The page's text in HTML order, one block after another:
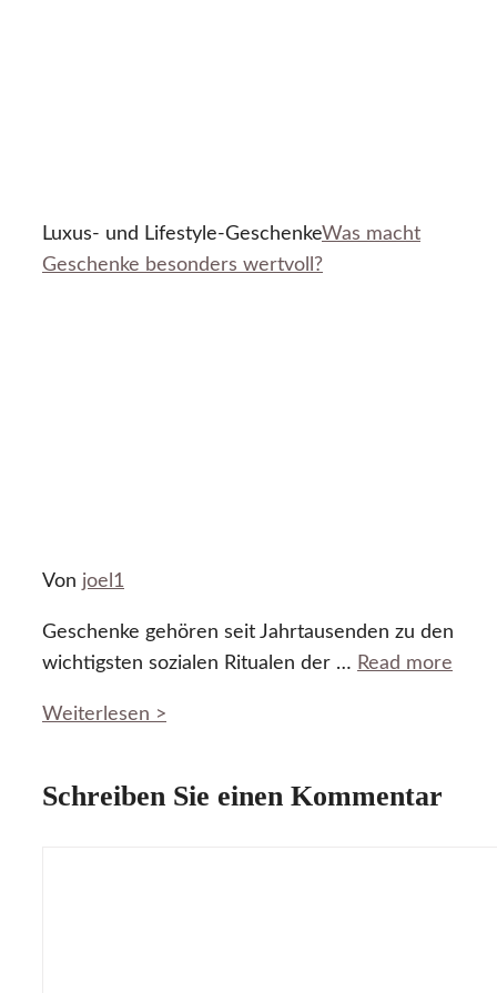
Luxus- und Lifestyle-GeschenkeWas macht
Geschenke besonders wertvoll?
Von joel1
Geschenke gehören seit Jahrtausenden zu den
wichtigsten sozialen Ritualen der … Read more
Weiterlesen >
Schreiben Sie einen Kommentar